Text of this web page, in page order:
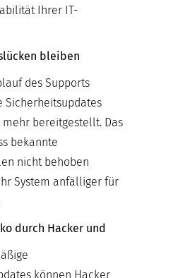
Ihrer IT-
bleiben
des Supports
Sicherheitsupdates
mehr bereitgestellt. Das
bekannte
nicht behoben
System anfälliger für
durch Hacker und
können Hacker